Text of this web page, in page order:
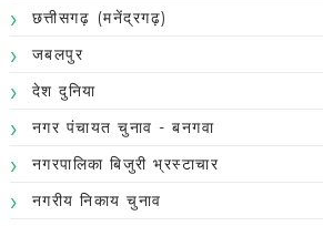
छत्तीसगढ़ (मनेंद्रगढ़)
जबलपुर
देश दुनिया
नगर पंचायत चुनाव - बनगवा
नगरपालिका बिजुरी भ्रस्टाचार
नगरीय निकाय चुनाव